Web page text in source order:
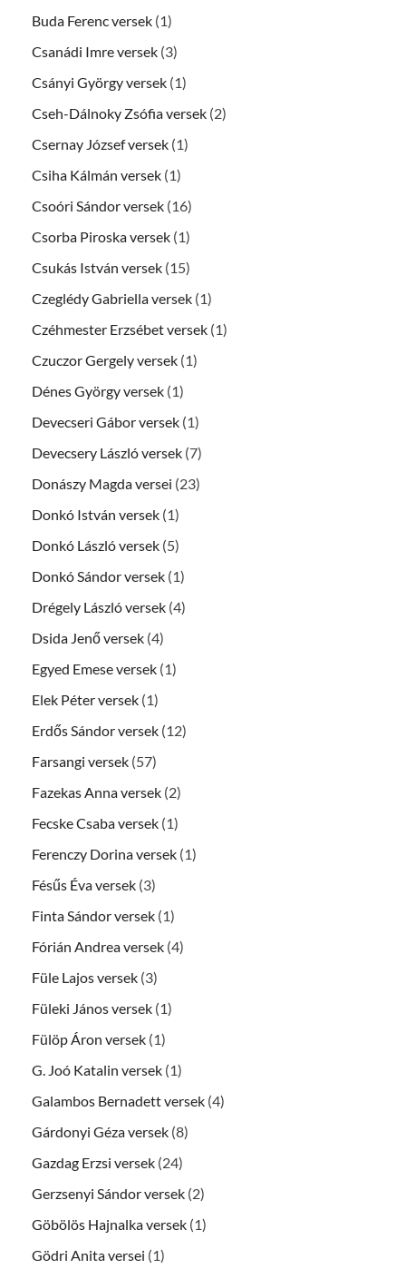
Buda Ferenc versek (1)
Csanádi Imre versek (3)
Csányi György versek (1)
Cseh-Dálnoky Zsófia versek (2)
Csernay József versek (1)
Csiha Kálmán versek (1)
Csoóri Sándor versek (16)
Csorba Piroska versek (1)
Csukás István versek (15)
Czeglédy Gabriella versek (1)
Czéhmester Erzsébet versek (1)
Czuczor Gergely versek (1)
Dénes György versek (1)
Devecseri Gábor versek (1)
Devecsery László versek (7)
Donászy Magda versei (23)
Donkó István versek (1)
Donkó László versek (5)
Donkó Sándor versek (1)
Drégely László versek (4)
Dsida Jenő versek (4)
Egyed Emese versek (1)
Elek Péter versek (1)
Erdős Sándor versek (12)
Farsangi versek (57)
Fazekas Anna versek (2)
Fecske Csaba versek (1)
Ferenczy Dorina versek (1)
Fésűs Éva versek (3)
Finta Sándor versek (1)
Fórián Andrea versek (4)
Füle Lajos versek (3)
Füleki János versek (1)
Fülöp Áron versek (1)
G. Joó Katalin versek (1)
Galambos Bernadett versek (4)
Gárdonyi Géza versek (8)
Gazdag Erzsi versek (24)
Gerzsenyi Sándor versek (2)
Göbölös Hajnalka versek (1)
Gödri Anita versei (1)